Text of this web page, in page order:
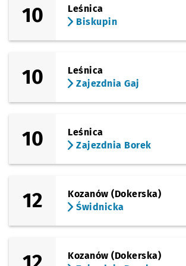
10
Leśnica
Biskupin
10
Leśnica
Zajezdnia Gaj
10
Leśnica
Zajezdnia Borek
12
Kozanów (Dokerska)
Świdnicka
Kozanów (Dokerska)